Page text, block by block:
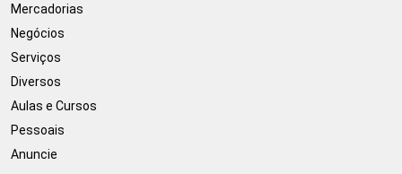
Mercadorias
Negócios
Serviços
Diversos
Aulas e Cursos
Pessoais
Anuncie